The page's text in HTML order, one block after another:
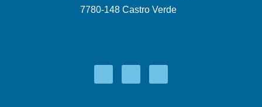
7780-148 Castro Verde